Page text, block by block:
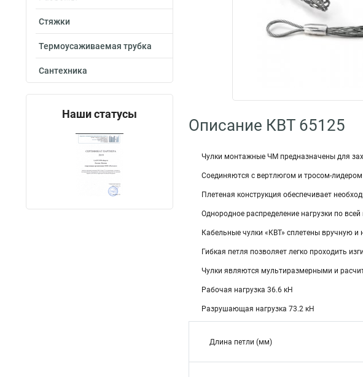
Стяжки
Термоусаживаемая трубка
Сантехника
Наши статусы
Описание КВТ 65125
Чулки монтажные ЧМ предназначены для
Соединяются с вертлюгом и тросом-лидером
Плетеная конструкция обеспечивает
Однородное распределение нагрузки по
Кабельные чулки «КВТ» сплетены вручную
Гибкая петля позволяет легко проходить
Чулки являются мультиразмерными и
Рабочая нагрузка 36.6 кН
Разрушающая нагрузка 73.2 кН
Длина петли (мм)